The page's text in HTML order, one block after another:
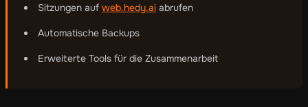
Sitzungen auf web.hedy.ai abrufen
Automatische Backups
Erweiterte Tools für die Zusammenarbeit